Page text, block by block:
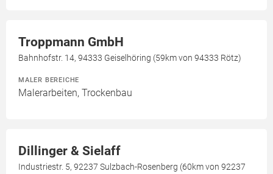
Troppmann GmbH
Bahnhofstr. 14, 94333 Geiselhöring (59km von 94333 Rötz)
MALER BEREICHE
Malerarbeiten, Trockenbau
Dillinger & Sielaff
Industriestr. 5, 92237 Sulzbach-Rosenberg (60km von 92237